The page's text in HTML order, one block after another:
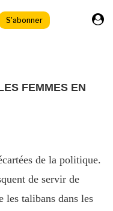
S'abonner
FEMMES EN
de la politique.
de servir de
les talibans dans les